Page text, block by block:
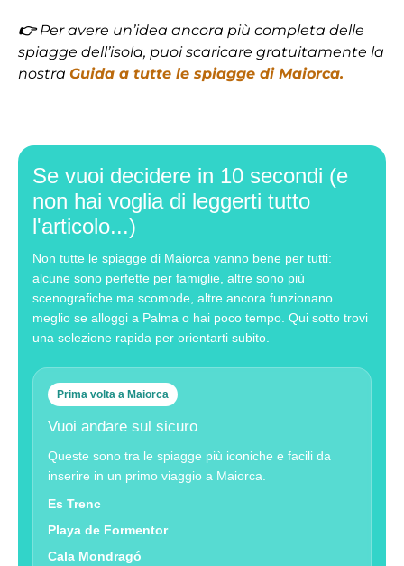
👉Per avere un’idea ancora più completa delle
spiagge dell’isola, puoi scaricare gratuitamente la
nostra Guida a tutte le spiagge di Maiorca.
Se vuoi decidere in 10 secondi (e
non hai voglia di leggerti tutto
l'articolo...)
Non tutte le spiagge di Maiorca vanno bene per tutti:
alcune sono perfette per famiglie, altre sono più
scenografiche ma scomode, altre ancora funzionano
meglio se alloggi a Palma o hai poco tempo. Qui sotto trovi
una selezione rapida per orientarti subito.
Prima volta a Maiorca
Vuoi andare sul sicuro
Queste sono tra le spiagge più iconiche e facili da
inserire in un primo viaggio a Maiorca.
Es Trenc
Playa de Formentor
Cala Mondragó